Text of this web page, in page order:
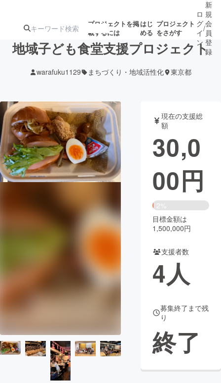
プロジェクトを掲
載するには
はじ
める
プロジェクト
をさがす
アート・写真
テクノロジー・ガジェット ゲーム・サ
ビジネス・起業 チャレンジ
まちづくり・地域活性化
CAMPFIRE for Social Good CAMPFIRE Creation
CAMPFIREふるさと納税machi-ya コミュニティ
ロ
グ
イ
ン
/
新
規
会
員
登
録
地域子ども食堂支援プロジェクト
warafuku1129 まちづくり・地域活性化 東京都
現在の支援総
額
30,0
00円
2%
目標金額は
1,500,000円
支援者数
4人
募集終了まで残
り
終了